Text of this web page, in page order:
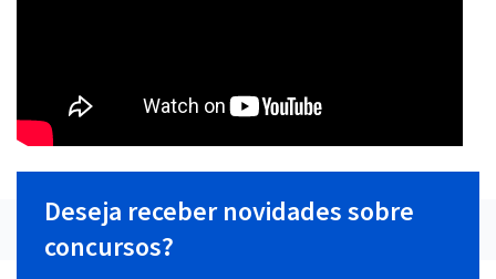
Deseja receber novidades sobre
concursos?